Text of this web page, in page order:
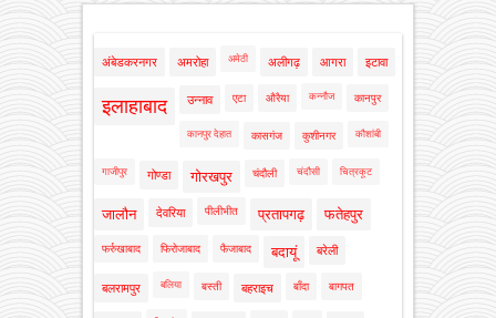
अंबेडकरनगर अमरोहा अमेठी अलीगढ़ आगरा इटावा
इलाहाबाद उन्नाव एटा औरैया कन्नौज कानपुर
कानपुर देहात कासगंज कुशीनगर कौशांबी
गाजीपुर गोण्डा गोरखपुर चंदौली चंदौसी चित्रकूट
जालौन देवरिया पीलीभीत प्रतापगढ़ फतेहपुर
फर्रुखाबाद फिरोजाबाद फैजाबाद बदायूं बरेली
बलरामपुर बलिया बस्ती बहराइच बाँदा बागपत